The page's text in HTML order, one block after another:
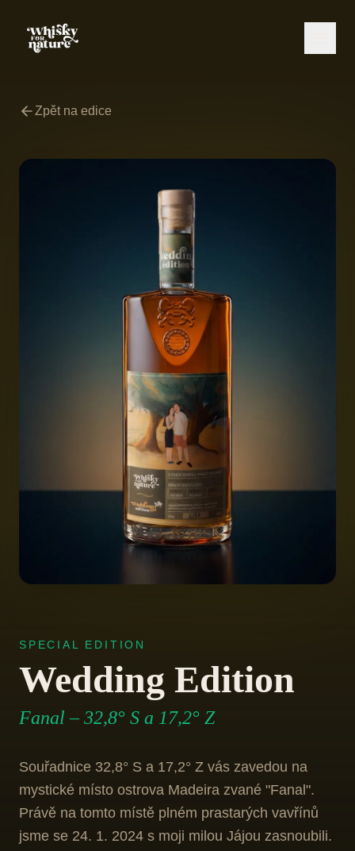
Zpět na edice
SPECIAL EDITION
Wedding Edition
Fanal – 32,8° S a 17,2° Z
Souřadnice 32,8° S a 17,2° Z vás zavedou na
mystické místo ostrova Madeira zvané "Fanal".
Právě na tomto místě plném prastarých vavřínů
jsme se 24. 1. 2024 s moji milou Jájou zasnoubili.